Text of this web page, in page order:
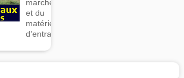
marcheurs
et du
matériel
d’entrainement